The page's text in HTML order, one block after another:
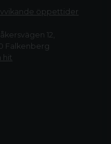
öppettider
12,
Falkenberg
hit